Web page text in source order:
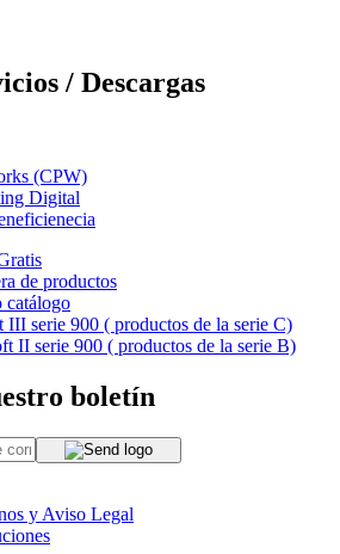
/ Descargas
(CPW)
Digital
de productos
catálogo
III serie 900 ( productos de la serie C)
II serie 900 ( productos de la serie B)
boletín
y Aviso Legal